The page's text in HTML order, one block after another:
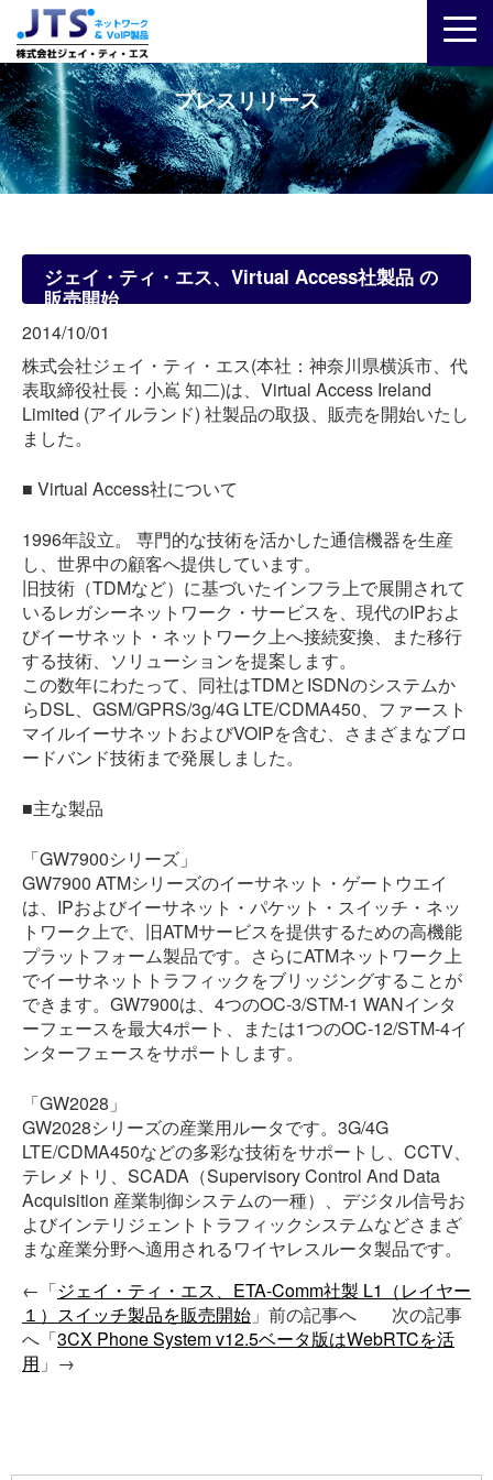
プレスリリース
ジェイ・ティ・エス、Virtual Access社製品 の
販売開始
2014/10/01
株式会社ジェイ・ティ・エス(本社：神奈川県横浜市、代
表取締役社長：小嶌 知二)は、Virtual Access Ireland
Limited (アイルランド) 社製品の取扱、販売を開始いたし
ました。
■ Virtual Access社について
1996年設立。 専門的な技術を活かした通信機器を生産
し、世界中の顧客へ提供しています。
旧技術（TDMなど）に基づいたインフラ上で展開されて
いるレガシーネットワーク・サービスを、現代のIPおよ
びイーサネット・ネットワーク上へ接続変換、また移行
する技術、ソリューションを提案します。
この数年にわたって、同社はTDMとISDNのシステムか
らDSL、GSM/GPRS/3g/4G LTE/CDMA450、ファースト
マイルイーサネットおよびVOIPを含む、さまざまなブロ
ードバンド技術まで発展しました。
■主な製品
「GW7900シリーズ」
GW7900 ATMシリーズのイーサネット・ゲートウエイ
は、IPおよびイーサネット・パケット・スイッチ・ネッ
トワーク上で、旧ATMサービスを提供するための高機能
プラットフォーム製品です。さらにATMネットワーク上
でイーサネットトラフィックをブリッジングすることが
できます。GW7900は、4つのOC-3/STM-1 WANインタ
ーフェースを最大4ポート、または1つのOC-12/STM-4イ
ンターフェースをサポートします。
「GW2028」
GW2028シリーズの産業用ルータです。3G/4G
LTE/CDMA450などの多彩な技術をサポートし、CCTV、
テレメトリ、SCADA（Supervisory Control And Data
Acquisition 産業制御システムの一種）、デジタル信号お
よびインテリジェントトラフィックシステムなどさまざ
まな産業分野へ適用されるワイヤレスルータ製品です。
←「ジェイ・ティ・エス、ETA-Comm社製 L1（レイヤー
１）スイッチ製品を販売開始 」前の記事へ 次の記事
へ「3CX Phone System v12.5ベータ版はWebRTCを活
用 」→